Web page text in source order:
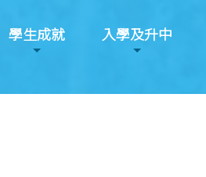
學生成就 入學及升中